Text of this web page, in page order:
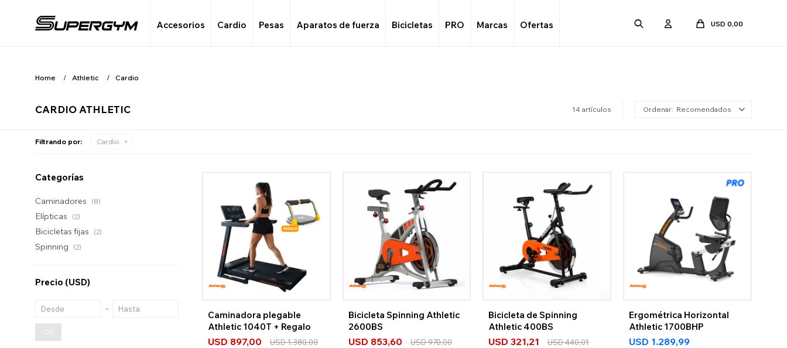
Accesorios Cardio Pesas Aparatos de fuerza Bicicletas PRO Marcas Ofertas USD 0,00
Home Athletic Cardio
CARDIO ATHLETIC 14 artículos Recomendados
Filtrando por: Cardio
Caminadora plegable
Athletic 1040T + Regalo
USD 897,00 USD1.380,00
Bicicleta Spinning Athletic
2600BS
USD 853,60 USD970,00
Bicicleta de Spinning
Athletic 400BS
USD 321,21 USD440,01
Ergométrica Horizontal
Athletic 1700BHP
USD 1.289,99
Categorías
Caminadores (8)
Elípticas (2)
Bicicletas fijas (2)
Spinning (2)
Precio (USD)
OK